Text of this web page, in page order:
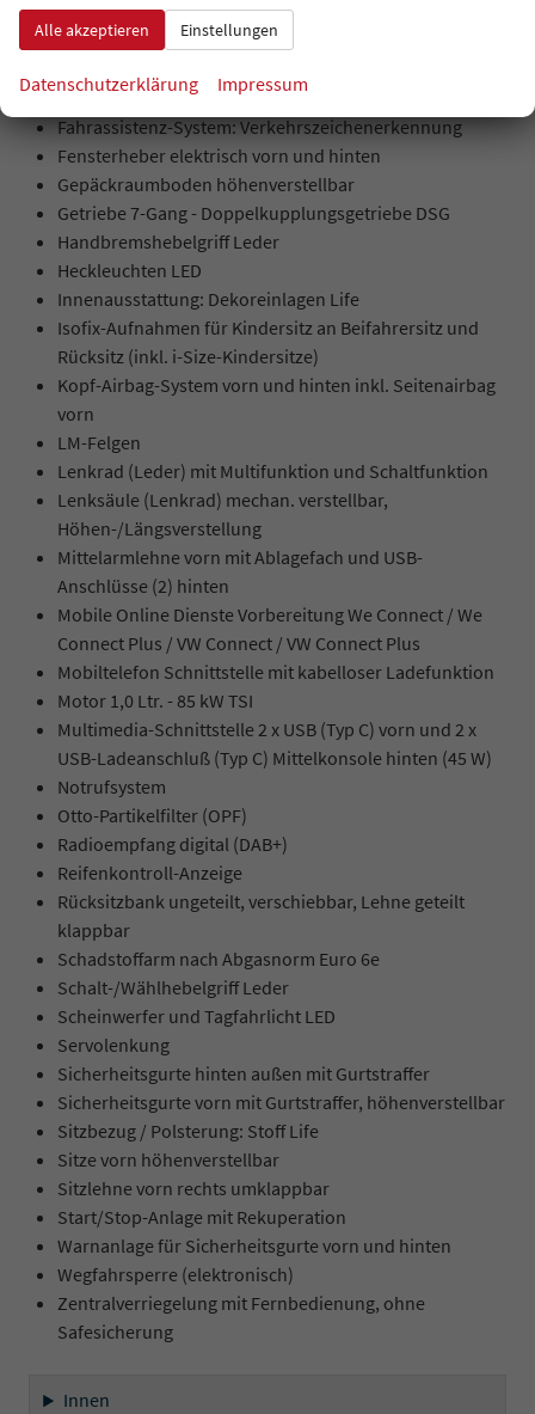
Fahrassistenz-System: Fußgängererkennung
Fahrassistenz-System: Spurhalteassistent (Lane Assist)
(Front assist) mit City-Notbremsfunktion
Fahrassistenz-System: Verkehrszeichenerkennung
Fensterheber elektrisch vorn und hinten
Gepäckraumboden höhenverstellbar
Getriebe 7-Gang - Doppelkupplungsgetriebe DSG
Handbremshebelgriff Leder
Heckleuchten LED
Innenausstattung: Dekoreinlagen Life
Isofix-Aufnahmen für Kindersitz an Beifahrersitz und
Rücksitz (inkl. i-Size-Kindersitze)
Kopf-Airbag-System vorn und hinten inkl. Seitenairbag
vorn
LM-Felgen
Lenkrad (Leder) mit Multifunktion und Schaltfunktion
Lenksäule (Lenkrad) mechan. verstellbar,
Höhen-/Längsverstellung
Mittelarmlehne vorn mit Ablagefach und USB-
Anschlüsse (2) hinten
Mobile Online Dienste Vorbereitung We Connect / We
Connect Plus / VW Connect / VW Connect Plus
Mobiltelefon Schnittstelle mit kabelloser Ladefunktion
Motor 1,0 Ltr. - 85 kW TSI
Multimedia-Schnittstelle 2 x USB (Typ C) vorn und 2 x
USB-Ladeanschluß (Typ C) Mittelkonsole hinten (45 W)
Notrufsystem
Otto-Partikelfilter (OPF)
Radioempfang digital (DAB+)
Reifenkontroll-Anzeige
Rücksitzbank ungeteilt, verschiebbar, Lehne geteilt
klappbar
Schadstoffarm nach Abgasnorm Euro 6e
Schalt-/Wählhebelgriff Leder
Scheinwerfer und Tagfahrlicht LED
Servolenkung
Sicherheitsgurte hinten außen mit Gurtstraffer
Sicherheitsgurte vorn mit Gurtstraffer, höhenverstellbar
Sitzbezug / Polsterung: Stoff Life
Sitze vorn höhenverstellbar
Sitzlehne vorn rechts umklappbar
Start/Stop-Anlage mit Rekuperation
Warnanlage für Sicherheitsgurte vorn und hinten
Wegfahrsperre (elektronisch)
Zentralverriegelung mit Fernbedienung, ohne
Safesicherung
Innen
Alle akzeptieren Einstellungen
Datenschutzerklärung Impressum